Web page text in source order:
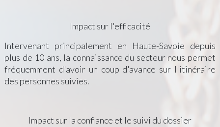
Impact sur l'efficacité
Intervenant principalement en Haute-Savoie depuis
plus de 10 ans, la connaissance du secteur nous permet
fréquemment d'avoir un coup d'avance sur l'itinéraire
des personnes suivies.
Impact sur la confiance et le suivi du dossier